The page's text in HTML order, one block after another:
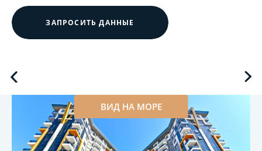
ЗАПРОСИТЬ ДАННЫЕ
ВИД НА МОРЕ